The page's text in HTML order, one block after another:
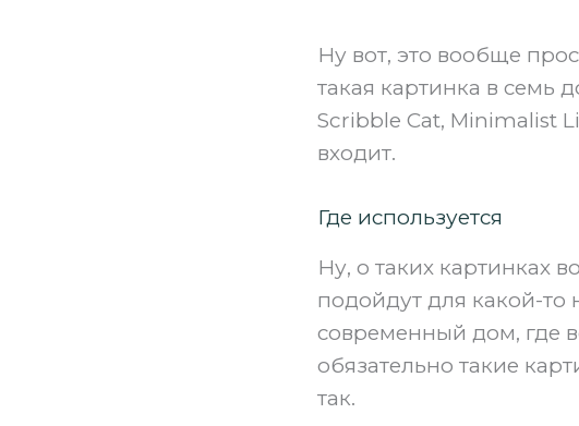
Ну вот, это вообще
такая картинка в семь
Scribble Cat, Minimalist
входит.
Где используется
Ну, о таких картинках
подойдут для какой-
современный дом, где
обязательно такие
так.